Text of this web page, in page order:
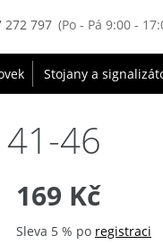
272 797 (Po - Pá 9:00 -
Stojany a
46
169 Kč
Sleva 5 % po registraci